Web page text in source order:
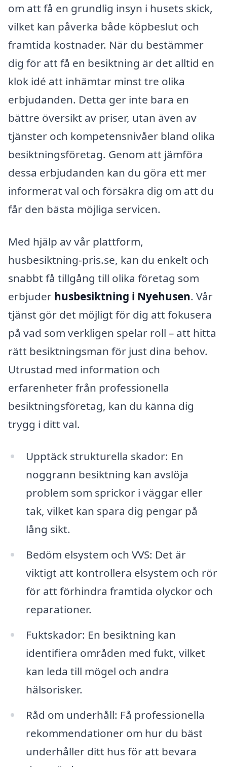
om att få en grundlig insyn i husets skick,
vilket kan påverka både köpbeslut och
framtida kostnader. När du bestämmer
dig för att få en besiktning är det alltid en
klok idé att inhämtar minst tre olika
erbjudanden. Detta ger inte bara en
bättre översikt av priser, utan även av
tjänster och kompetensnivåer bland olika
besiktningsföretag. Genom att jämföra
dessa erbjudanden kan du göra ett mer
informerat val och försäkra dig om att du
får den bästa möjliga servicen.
Med hjälp av vår plattform,
husbesiktning-pris.se, kan du enkelt och
snabbt få tillgång till olika företag som
erbjuder husbesiktning i Nyehusen. Vår
tjänst gör det möjligt för dig att fokusera
på vad som verkligen spelar roll – att hitta
rätt besiktningsman för just dina behov.
Utrustad med information och
erfarenheter från professionella
besiktningsföretag, kan du känna dig
trygg i ditt val.
Upptäck strukturella skador: En
noggrann besiktning kan avslöja
problem som sprickor i väggar eller
tak, vilket kan spara dig pengar på
lång sikt.
Bedöm elsystem och VVS: Det är
viktigt att kontrollera elsystem och rör
för att förhindra framtida olyckor och
reparationer.
Fuktskador: En besiktning kan
identifiera områden med fukt, vilket
kan leda till mögel och andra
hälsorisker.
Råd om underhåll: Få professionella
rekommendationer om hur du bäst
underhåller ditt hus för att bevara